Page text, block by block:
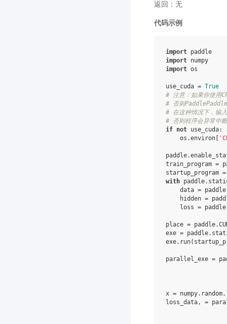
返回：无
代码示例
import paddle
import numpy
import os
use_cuda = True
# 注意：如果你使用
# 否则PaddlePaddle
# 在这种情况下，输
# 否则程序会异常中
if not use_cuda:
os .environ
paddle.
train_program =
startup_program =
with paddle.
data = paddle
hidden =
loss = paddle
place = paddle.
exe = paddle.
exe. run(
parallel_exe =
x = numpy. random.
loss_data, =